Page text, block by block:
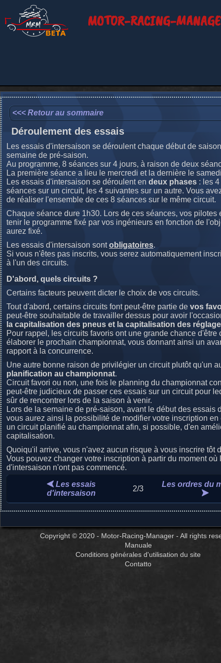
MOTOR-RACING-
<<< Retour au sommaire
Déroulement des essais
Les essais d'intersaison se déroulent chaque début de
semaine de pré-saison.
Au programme, 8 séances sur 4 jours, à raison de deux
La première séance a lieu le mercredi et la dernière le
Les essais d'intersaison se déroulent en deux phases : les
séances sur un circuit, les 4 suivantes sur un autre. Vous
de réaliser l'ensemble de ces 8 séances sur le même circuit.
Chaque séance dure 1h30. Lors de ces séances, vos pilotes
tenir le programme fixé par vos ingénieurs en fonction de
aurez fixé.
Les essais d'intersaison sontobligatoires.
Si vous n'êtes pas inscrits, vous serez automatiquement
à l'un des circuits.
D'abord, quels circuits ?
Certains facteurs peuvent dicter le choix de vos circuits.
Tout d'abord, certains circuits font peut-être partie de vos
peut-être souhaitable de travailler dessus pour avoir
la capitalisation des pneus et la capitalisation des
Pour rappel, les circuits favoris ont une grande chance d'être
élaborer le prochain championnat, vous donnant ainsi un
rapport à la concurrence.
Une autre bonne raison de privilégier un circuit plutôt qu'un
planification au championnat.
Circuit favori ou non, une fois le planning du championnat
peut-être judicieux de passer ces essais sur un circuit pour
sûr de rencontrer lors de la saison à venir.
Lors de la semaine de pré-saison, avant le début des essais
vous aurez ainsi la possibilité de modifier votre inscription en
un circuit planifié au championnat afin, si possible, d'en
capitalisation.
Quoiqu'il arrive, vous n'avez aucun risque à vous inscrire tôt
Vous pouvez changer votre inscription à partir du moment où
d'intersaison n'ont pas commencé.
Les essais
d'intersaison
2/3
Les ordres du
Copyright © 2020 - Motor-Racing-Manager - All rights
Manuale
Conditions générales d'utilisation du site
Contatto